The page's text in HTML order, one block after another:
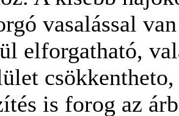
vasalással
elforgatható,
is forog az